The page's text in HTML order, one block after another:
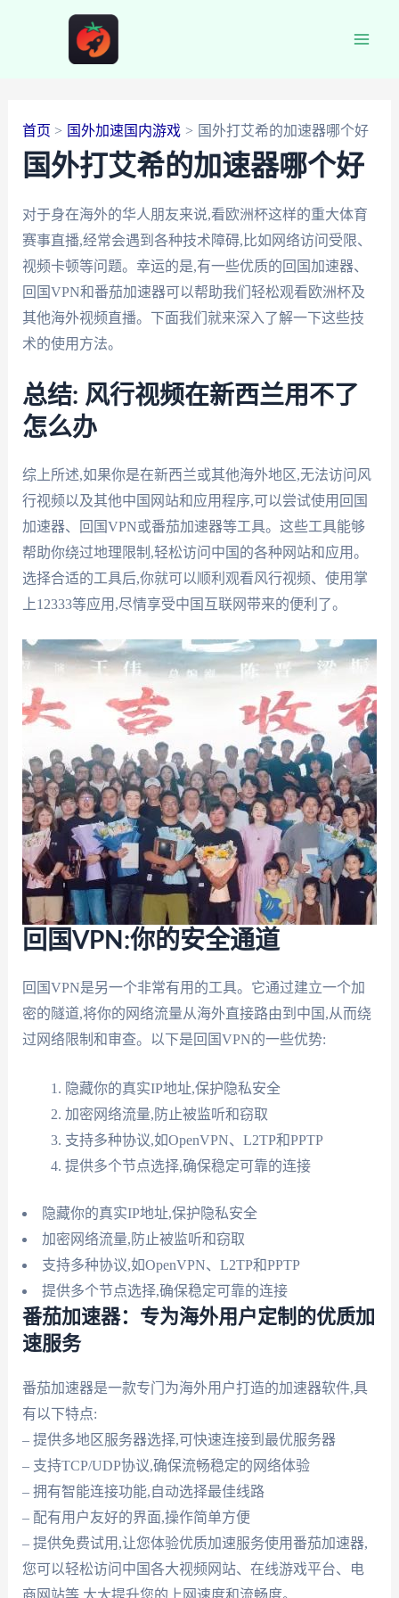
首页 国外加速国内游戏 国外打艾希的加速器哪个好
国外打艾希的加速器哪个好
对于身在海外的华人朋友来说,看欧洲杯这样的重大体育
赛事直播,经常会遇到各种技术障碍,比如网络访问受限、
视频卡顿等问题。幸运的是,有一些优质的回国加速器、
回国VPN和番茄加速器可以帮助我们轻松观看欧洲杯及
其他海外视频直播。下面我们就来深入了解一下这些技
术的使用方法。
总结: 风行视频在新西兰用不了
怎么办
综上所述,如果你是在新西兰或其他海外地区,无法访问风
行视频以及其他中国网站和应用程序,可以尝试使用回国
加速器、回国VPN或番茄加速器等工具。这些工具能够
帮助你绕过地理限制,轻松访问中国的各种网站和应用。
选择合适的工具后,你就可以顺利观看风行视频、使用掌
上12333等应用,尽情享受中国互联网带来的便利了。
回国VPN:你的安全通道
回国VPN是另一个非常有用的工具。它通过建立一个加
密的隧道,将你的网络流量从海外直接路由到中国,从而绕
过网络限制和审查。以下是回国VPN的一些优势:
隐藏你的真实IP地址,保护隐私安全
加密网络流量,防止被监听和窃取
支持多种协议,如OpenVPN、L2TP和PPTP
提供多个节点选择,确保稳定可靠的连接
隐藏你的真实IP地址,保护隐私安全
加密网络流量,防止被监听和窃取
支持多种协议,如OpenVPN、L2TP和PPTP
提供多个节点选择,确保稳定可靠的连接
番茄加速器：专为海外用户定制的优质加
速服务
番茄加速器是一款专门为海外用户打造的加速器软件,具
有以下特点:
– 提供多地区服务器选择,可快速连接到最优服务器
– 支持TCP/UDP协议,确保流畅稳定的网络体验
– 拥有智能连接功能,自动选择最佳线路
– 配有用户友好的界面,操作简单方便
– 提供免费试用,让您体验优质加速服务使用番茄加速器,
您可以轻松访问中国各大视频网站、在线游戏平台、电
商网站等,大大提升您的上网速度和流畅度。